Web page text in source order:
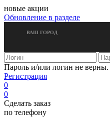
новые акции
Обновление в разделе
ВАШ ГОРОД
Пароль и/или логин не верны.
Регистрация
0
0
Сделать заказ
по телефону